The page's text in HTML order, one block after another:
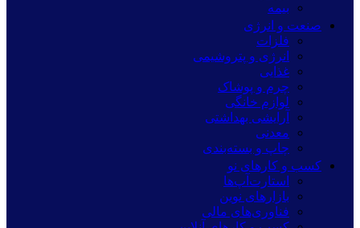
بیمه
صنعت و انرژی
فلزات
انرژی و پتروشیمی
غذایی
چرم و پوشاک
لوازم خانگی
آرایشی بهداشتی
معدنی
چاپ و بسته‌بندی
کسب و کارهای نو
استارت‌آپ‌ها
بازارهای نوین
فناوری‌های مالی